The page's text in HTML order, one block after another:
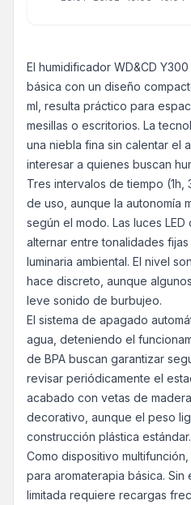
El humidificador WD&CD
básica con un diseño
ml, resulta práctico para
mesillas o escritorios. La
una niebla fina sin calentar el
interesar a quienes buscan
Tres intervalos de tiempo
de uso, aunque la autonomía
según el modo. Las luces
alternar entre tonalidades
luminaria ambiental. El nivel
hace discreto, aunque
leve sonido de burbujeo.
El sistema de apagado
agua, deteniendo el
de BPA buscan garantizar
revisar periódicamente el
acabado con vetas de
decorativo, aunque el peso
construcción plástica estándar.
Como dispositivo
para aromaterapia básica.
limitada requiere recargas